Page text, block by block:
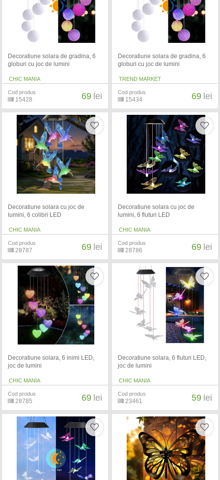
Decoratiune solara de gradina, 6
globuri cu joc de lumini
CHIC MANIA
Cod produs
15428 69 lei
Decoratiune solara de gradina, 6
globuri cu joc de lumini
TREND MARKET
Cod produs
15434 69 lei
Decoratiune solara cu joc de
lumini, 6 colibri LED
CHIC MANIA
Cod produs
28787 69 lei
Decoratiune solara cu joc de
lumini, 6 fluturi LED
CHIC MANIA
Cod produs
28786 69 lei
Decoratiune solara, 6 inimi LED,
joc de lumini
CHIC MANIA
Cod produs
28785 69 lei
Decoratiune solara, 6 fluturi LED,
joc de lumini
CHIC MANIA
Cod produs
23461 59 lei